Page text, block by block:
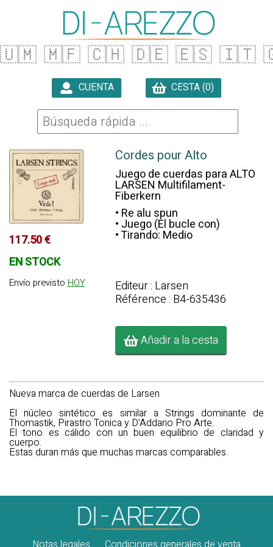
🇺🇲 🇲🇫 🇨🇭 🇩🇪 🇪🇸 🇮🇹
CUENTA CESTA (0)
117.50 €
EN STOCK
Envío previsto HOY
Cordes pour Alto
Juego de cuerdas para ALTO
LARSEN Multifilament-
Fiberkern
• Re alu spun
• Juego (El bucle con)
• Tirando: Medio
Editeur : Larsen
Référence : B4-635436
Añadir a la cesta
Nueva marca de cuerdas de Larsen
El núcleo sintético es similar a Strings dominante de
Thomastik, Pirastro Tonica y D'Addario Pro Arte.
El tono es cálido con un buen equilibrio de claridad y
cuerpo.
Estas duran más que muchas marcas comparables.